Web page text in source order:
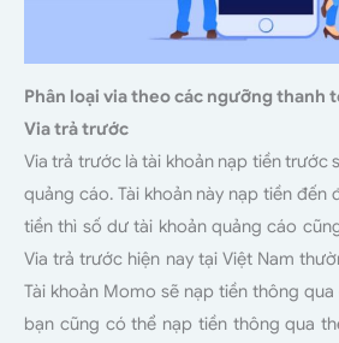
Phân loại via theo các ngưỡng thanh
Via trả trước
Via trả trước là tài khoản nạp tiền trước
quảng cáo. Tài khoản này nạp tiền đến
tiền thì số dư tài khoản quảng cáo
Via trả trước hiện nay tại Việt Nam
Tài khoản Momo sẽ nạp tiền thông
bạn cũng có thể nạp tiền thông qua